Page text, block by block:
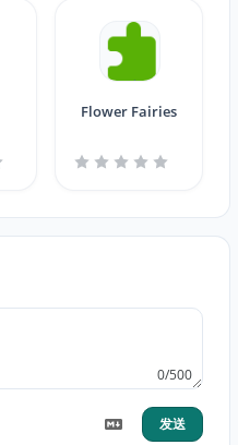
Flower Fairies
0/500
发送